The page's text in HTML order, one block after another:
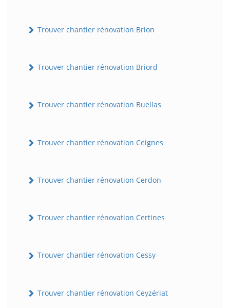
Trouver chantier rénovation Brion
Trouver chantier rénovation Briord
Trouver chantier rénovation Buellas
Trouver chantier rénovation Ceignes
Trouver chantier rénovation Cerdon
Trouver chantier rénovation Certines
Trouver chantier rénovation Cessy
Trouver chantier rénovation Ceyzériat